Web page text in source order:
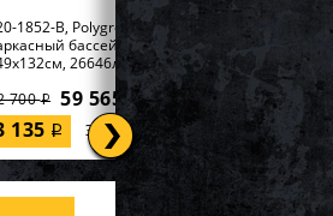
1852-B, Polygroup,
бассейн
26646л...
700i 59 565i
135 i Экономия